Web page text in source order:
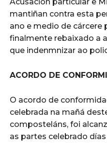
mantiñan contra esta
ano e medio de cárcere
finalmente rebaixado a
que indenmnizar ao
ACORDO DE
O acordo de
celebrada na mañá
composteláns, foi
as partes celebrado